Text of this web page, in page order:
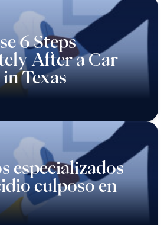
6 Steps
After a Car
Texas
especializados
culposo en